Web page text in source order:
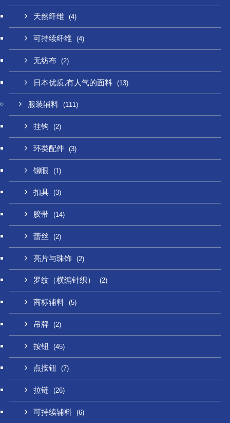
天然纤维 (4)
可持续纤维 (4)
无纺布 (2)
日本优质,有人气的面料 (13)
服装辅料 (111)
挂钩 (2)
环类配件 (3)
铆眼 (1)
扣具 (3)
胶带 (14)
蕾丝 (2)
亮片与珠饰 (2)
罗纹（横编针织） (2)
商标辅料 (5)
吊牌 (2)
按钮 (45)
点按钮 (7)
拉链 (26)
可持续辅料 (6)